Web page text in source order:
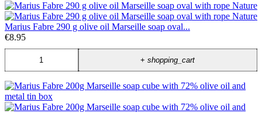
Marius Fabre 290 g olive oil Marseille soap oval...
€8.95
+shopping_cart